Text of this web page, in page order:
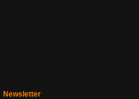
Newsletter